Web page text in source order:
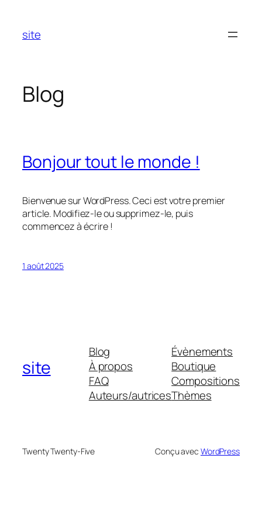
contenu
site
Blog
Bonjour tout le monde !
Bienvenue sur WordPress. Ceci est votre premier
article. Modifiez-le ou supprimez-le, puis
commencez à écrire !
1 août 2025
site
Blog
À propos
FAQ
Auteurs/autrices
Évènements
Boutique
Compositions
Thèmes
Twenty Twenty-Five Conçu avec WordPress